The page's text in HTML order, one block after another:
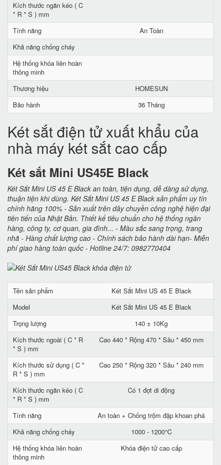
Kích thước ngăn kéo ( C
* R * S ) mm
Tính năng
An Toàn
Khả năng chống cháy
Hệ thống khóa liên hoàn
thông minh
Thương hiệu
HOMESUN
Bảo hành
36 Tháng
Két sắt điện tử xuất khẩu của
nhà máy két sắt cao cấp
Két sắt Mini US45E Black
Két Sắt Mini US 45 E Black an toàn, tiện dụng, dễ dàng sử dụng,
thuận tiện khi dùng. Két Sắt Mini US 45 E Black sản phẩm uy tín
chính hãng 100% - Sản xuất trên dây chuyền công nghệ hiện đại
tiên tiến của Nhật Bản. Thiết kế tiêu chuẩn cho hệ thống ngân
hàng, công ty, cơ quan, gia đình... - Màu sắc sang trọng, trang
nhã - Hàng chất lượng cao - Chính sách bảo hành dài hạn- Miễn
phí giao hàng toàn quốc - Hotline 24/7: 0982770404
Tên sản phẩm
Két Sắt Mini US 45 E Black
Model
Két Sắt Mini US 45 E Black
Trọng lượng
140 ± 10Kg
Kích thước ngoài ( C * R
* S ) mm
Cao 440 * Rộng 470 * Sâu * 450 mm
Kích thước sử dụng ( C *
R * S ) mm
Cao 250 * Rộng 320 * Sâu * 240 mm
Kích thước ngăn kéo ( C
* R * S ) mm
Có 1 đợt di động
Tính năng
An toàn + Chống trộm đập khoan phá
Khả năng chống cháy
1000 - 1200°C
Hệ thống khóa liên hoàn
thông minh
Khóa điện tử cao cấp